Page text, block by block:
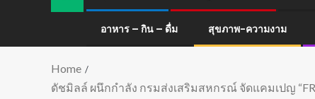
อาหาร – กิน – ดื่ม สุขภาพ-ความงาม
Home
ดัชมิลล์ ผนึกกำลัง กรมส่งเสริมสหกรณ์ จัดแคมเปญ